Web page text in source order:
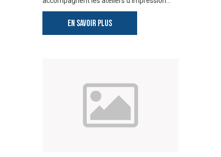
EN SAVOIR PLUS